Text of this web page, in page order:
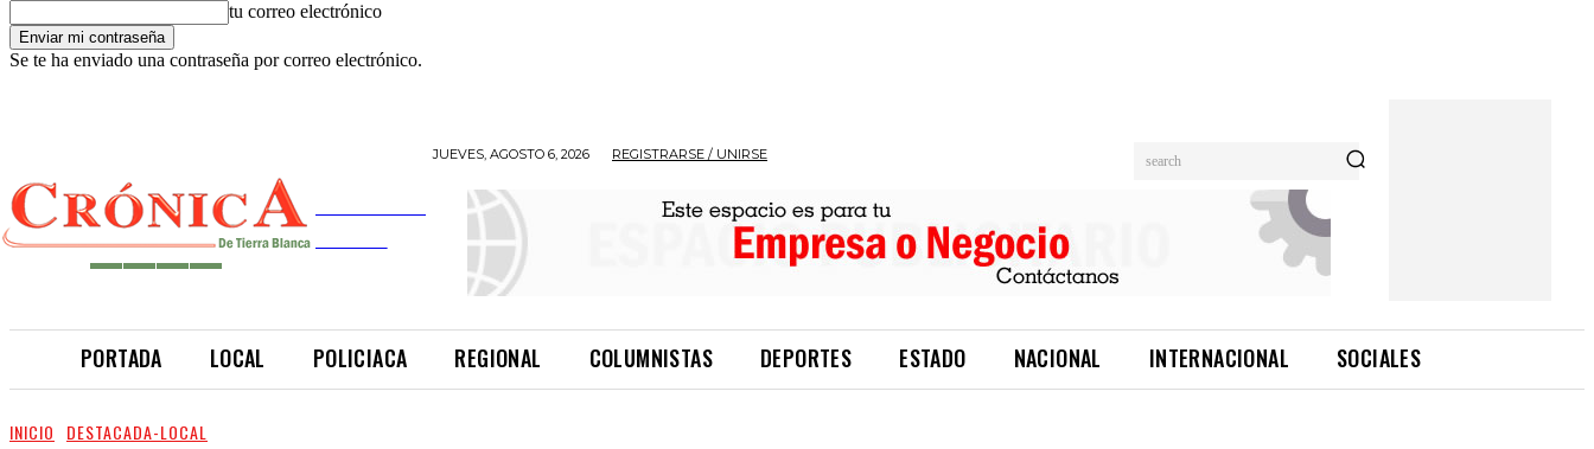
tu correo electrónico
Se te ha enviado una contraseña por correo electrónico.
JUEVES, AGOSTO 6, 2026 REGISTRARSE / UNIRSE search
PORTADA LOCAL POLICIACA REGIONAL COLUMNISTAS DEPORTES ESTADO NACIONAL INTERNACIONAL SOCIALES
INICIO DESTACADA-LOCAL